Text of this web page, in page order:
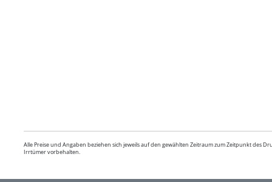
Alle Preise und Angaben beziehen sich jeweils auf den gewählten Zeitraum zum Zeitpunkt des
Irrtümer vorbehalten.